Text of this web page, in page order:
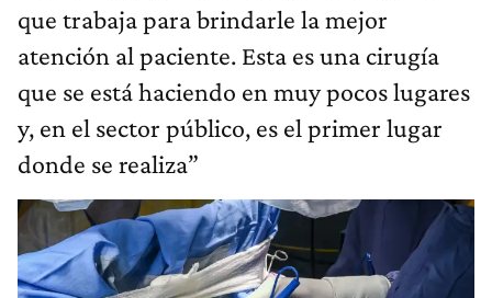
que trabaja para brindarle la mejor
atención al paciente. Esta es una cirugía
que se está haciendo en muy pocos lugares
y, en el sector público, es el primer lugar
donde se realiza”